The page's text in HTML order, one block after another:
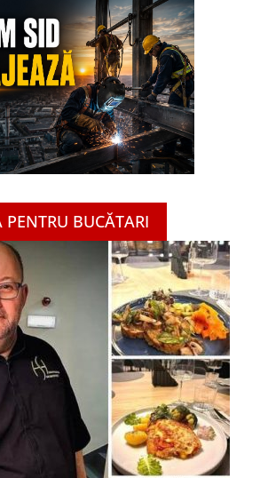
PENTRU BUCĂTARI